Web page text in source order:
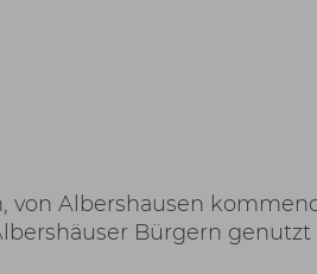
von Albershausen
Bürgern genutzt